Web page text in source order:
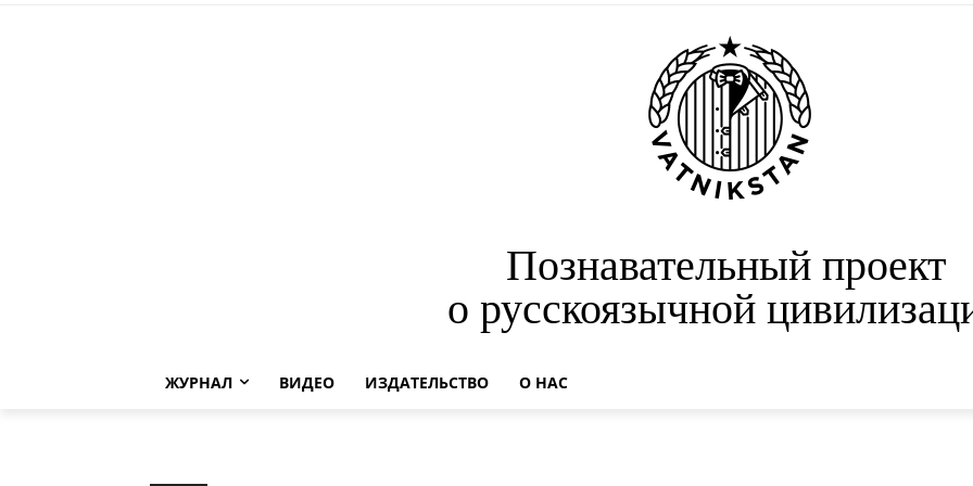
Познавательный проект
о русскоязычной
ЖУРНАЛ ВИДЕО ИЗДАТЕЛЬСТВО О НАС